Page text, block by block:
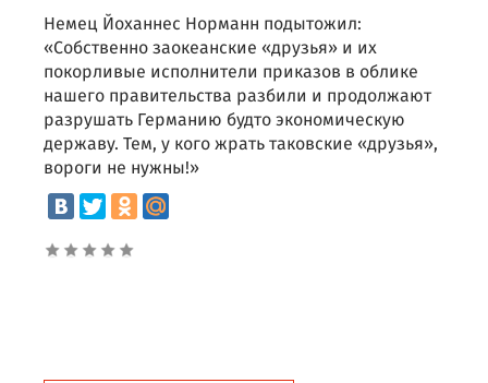
Немец Йоханнес Норманн подытожил:
«Собственно заокеанские «друзья» и их
покорливые исполнители приказов в облике
нашего правительства разбили и продолжают
разрушать Германию будто экономическую
державу. Тем, у кого жрать таковские «друзья»,
вороги не нужны!»